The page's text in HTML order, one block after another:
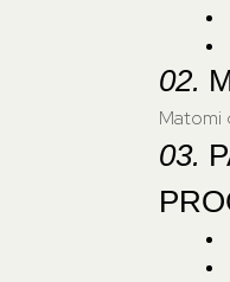
02.
Matomi
03.